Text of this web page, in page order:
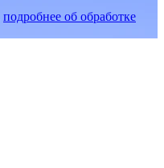
подробнее об обработке